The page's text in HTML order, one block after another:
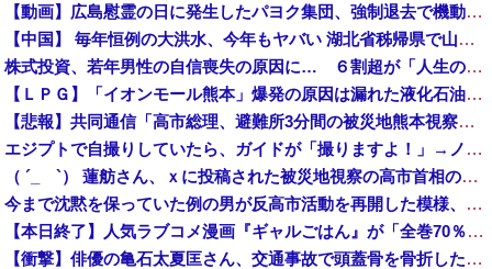
【動画】広島慰霊の日に発生したパヨク集団、強制退去で機動隊により無事排除される
【中国】 毎年恒例の大洪水、今年もヤバい 湖北省秭帰県で山洪水が市街地を直撃、工場浸水・車両が次々流される
株式投資、若年男性の自信喪失の原因に… ６割超が「人生の敗者」自認か
【ＬＰＧ】「イオンモール熊本」爆発の原因は漏れた液化石油ガスか…経産省、全国の大規模施設でガス供給設備の点検要請
【悲報】共同通信「高市総理、避難所3分間の被災地熊本視察動画に批判！」 → 内閣報道官「避難所視察は51分間！大変な状況の中で、1時間近く受け入...
エジプトで自撮りしていたら、ガイドが「撮りますよ！」→ノリノリでポーズを取っていたら……スマホを返してもらえない 「日本人はカモ代表かも」「私は...
（ ´_ゝ`） 蓮舫さん、ｘに投稿された被災地視察の高市首相の写真を猛批判「掲載するのを止める人は誰もいなかったのか」「あまりにも愕然としていま...
今まで沈黙を保っていた例の男が反高市活動を再開した模様、財務省を手を組んでの返り咲きが狙いか？
【本日終了】人気ラブコメ漫画『ギャルごはん』が「全巻70％」オフ、『ジャンケットバンク』 『BUNGO―ブンゴ―』の「39％オフクーポン」激安セ...
【衝撃】俳優の亀石太夏匡さん、交通事故で頭蓋骨を骨折した結果・・・